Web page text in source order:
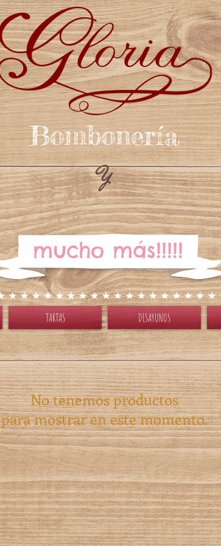
Bombonería
Y
mucho más!!!!!
TARTAS DESAYUNOS
No tenemos productos
para mostrar en este momento.